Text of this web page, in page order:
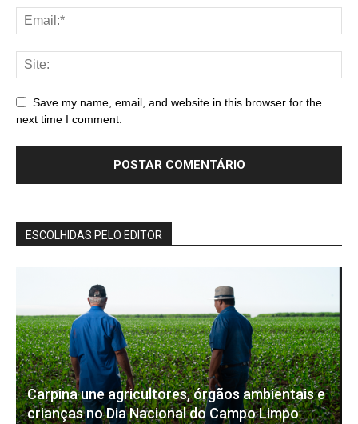
Save my name, email, and website in this browser for the
next time I comment.
ESCOLHIDAS PELO EDITOR
Carpina une agricultores, órgãos ambientais e
crianças no Dia Nacional do Campo Limpo